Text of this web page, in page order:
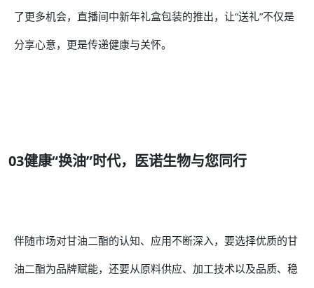
了更多机会，直播间中新年礼盒包装的推出，让“送礼”不仅是
分享心意，更是传递健康与关怀。
03健康“换油”时代，医诺生物与您同行
伴随市场对甘油二酯的认知、应用不断深入，要选择优质的甘
油二酯为品牌赋能，还要从原料供应、加工技术以及品质、稳